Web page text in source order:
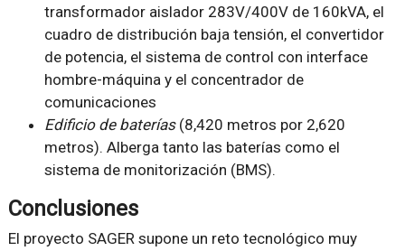
transformador aislador 283V/400V de 160kVA, el
cuadro de distribución baja tensión, el convertidor
de potencia, el sistema de control con interface
hombre-máquina y el concentrador de
comunicaciones
Edificio de baterías(8,420 metros por 2,620
metros). Alberga tanto las baterías como el
sistema de monitorización (BMS).
Conclusiones
El proyecto SAGER supone un reto tecnológico muy